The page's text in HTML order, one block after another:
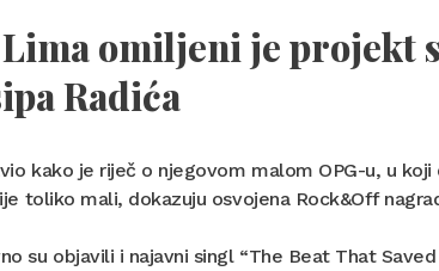
omiljeni je projekt
Radića
kako je riječ o njegovom malom OPG-u, u
toliko mali, dokazuju osvojena Rock&Off
su objavili i najavni singl “The Beat That